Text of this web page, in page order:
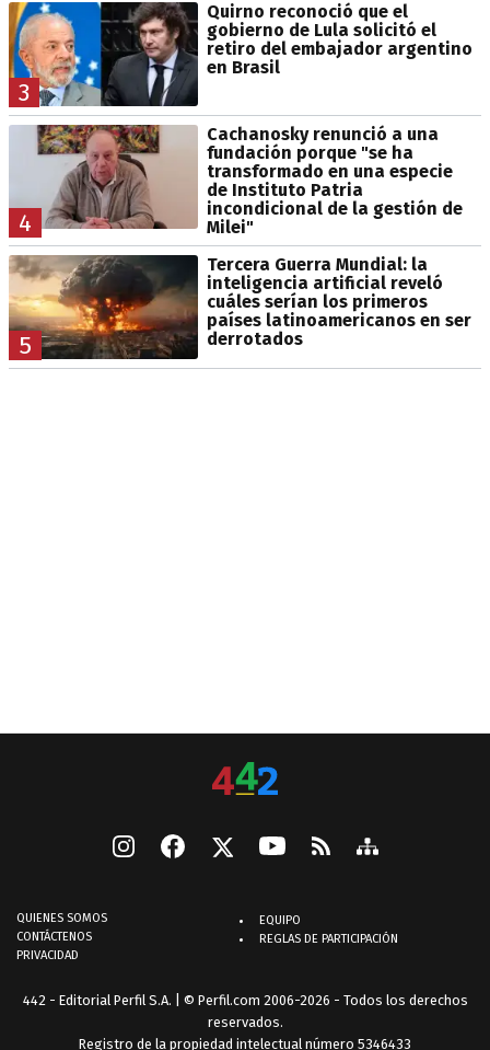
3
Quirno reconoció que el
gobierno de Lula solicitó el
retiro del embajador argentino
en Brasil
4
Cachanosky renunció a una
fundación porque "se ha
transformado en una especie
de Instituto Patria
incondicional de la gestión de
Milei"
5
Tercera Guerra Mundial: la
inteligencia artificial reveló
cuáles serían los primeros
países latinoamericanos en ser
derrotados
QUIENES SOMOS
CONTÁCTENOS
PRIVACIDAD
EQUIPO
REGLAS DE PARTICIPACIÓN
442 - Editorial Perfil S.A. | © Perfil.com 2006-2026 - Todos los derechos
reservados.
Registro de la propiedad intelectual número 5346433